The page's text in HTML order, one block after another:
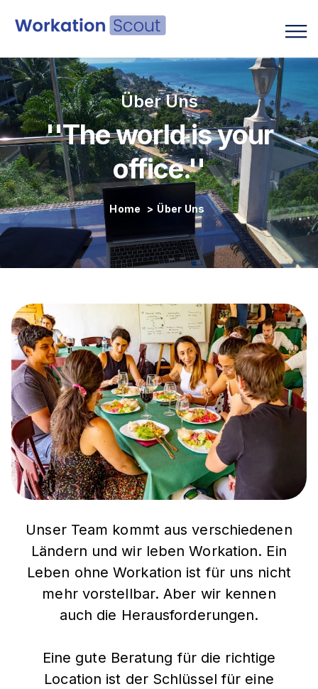
Deutsch
Über Uns
''The world is your
office.''
Home > Über Uns
Unser Team kommt aus verschiedenen
Ländern und wir leben Workation. Ein
Leben ohne Workation ist für uns nicht
mehr vorstellbar. Aber wir kennen
auch die Herausforderungen.
Eine gute Beratung für die richtige
Location ist der Schlüssel für eine